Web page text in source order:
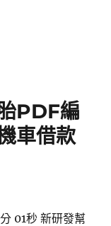
PDF編
車借款
01秒 新研發幫